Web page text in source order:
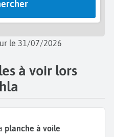
le 31/07/2026
à voir lors
planche à voile